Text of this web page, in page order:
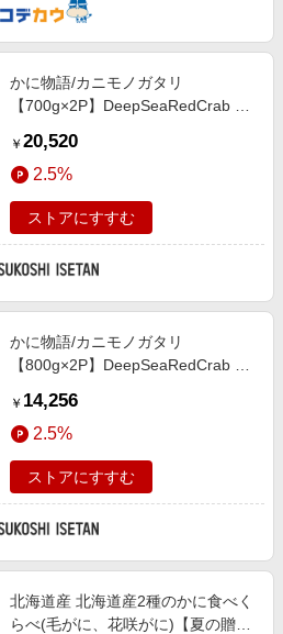
かに物語/カニモノガタリ
【700g×2P】DeepSeaRedCrab か
￥ 20,520
2.5%
ストアにすすむ
かに物語/カニモノガタリ
【800g×2P】DeepSeaRedCrab 肩
￥ 14,256
2.5%
ストアにすすむ
北海道産 北海道産2種のかに食べく
らべ(毛がに、花咲がに)【夏の贈り